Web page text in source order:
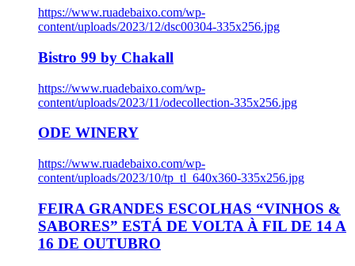
https://www.ruadebaixo.com/wp-
content/uploads/2023/12/dsc00304-335x256.jpg
Bistro 99 by Chakall
https://www.ruadebaixo.com/wp-
content/uploads/2023/11/odecollection-335x256.jpg
ODE WINERY
https://www.ruadebaixo.com/wp-
content/uploads/2023/10/tp_tl_640x360-335x256.jpg
FEIRA GRANDES ESCOLHAS “VINHOS &
SABORES” ESTÁ DE VOLTA À FIL DE 14 A
16 DE OUTUBRO